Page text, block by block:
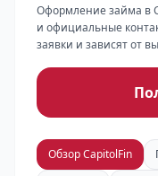
Оформление займа в
и официальные
заявки и зависят от
Обзор CapitolFin